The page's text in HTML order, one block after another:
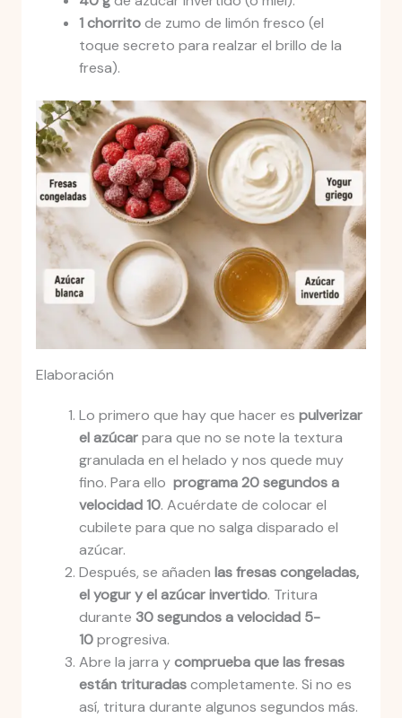
1 chorritode zumo de limón fresco (el
toque secreto para realzar el brillo de la
fresa).
Elaboración
Lo primero que hay que hacer es pulverizar
el azúcarpara que no se note la textura
granulada en el helado y nos quede muy
fino. Para ello programa 20 segundos a
velocidad 10. Acuérdate de colocar el
cubilete para que no salga disparado el
azúcar.
Después, se añaden las fresas congeladas,
el yogur y el azúcar invertido. Tritura
durante 30 segundos a velocidad 5-
10progresiva.
Abre la jarra ycomprueba que las fresas
están trituradascompletamente. Si no es
así, tritura durante algunos segundos más.